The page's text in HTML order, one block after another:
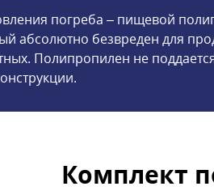
погреба – пищевой
абсолютно безвреден для
Полипропилен не
Комплект